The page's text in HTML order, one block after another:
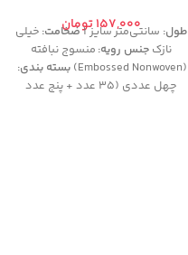
تومان
طول: سانتی‌متر سایز ۱ ضخامت: خیلی
نازک جنس رویه: منسوج نبافته
(Embossed Nonwoven)
بسته بندی:
چهل عددی (۳۵ عدد + پنج عدد